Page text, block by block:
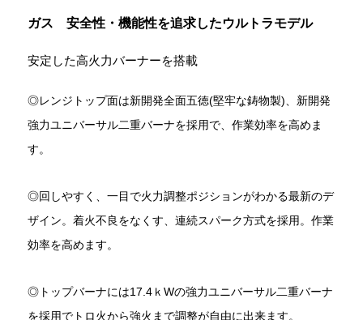
ガス 安全性・機能性を追求したウルトラモデル
安定した高火力バーナーを搭載
◎レンジトップ面は新開発全面五徳(堅牢な鋳物製)、新開発
強力ユニバーサル二重バーナを採用で、作業効率を高めま
す。
◎回しやすく、一目で火力調整ポジションがわかる最新のデ
ザイン。着火不良をなくす、連続スパーク方式を採用。作業
効率を高めます。
◎トップバーナには17.4ｋWの強力ユニバーサル二重バーナ
を採用でトロ火から強火まで調整が自由に出来ます。